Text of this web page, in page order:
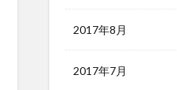
2017年8月
2017年7月